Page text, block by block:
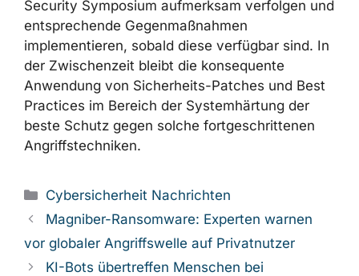
Security Symposium aufmerksam verfolgen und
entsprechende Gegenmaßnahmen
implementieren, sobald diese verfügbar sind. In
der Zwischenzeit bleibt die konsequente
Anwendung von Sicherheits-Patches und Best
Practices im Bereich der Systemhärtung der
beste Schutz gegen solche fortgeschrittenen
Angriffstechniken.
Kategorien
Cybersicherheit Nachrichten
Magniber-Ransomware: Experten warnen
vor globaler Angriffswelle auf Privatnutzer
KI-Bots übertreffen Menschen bei